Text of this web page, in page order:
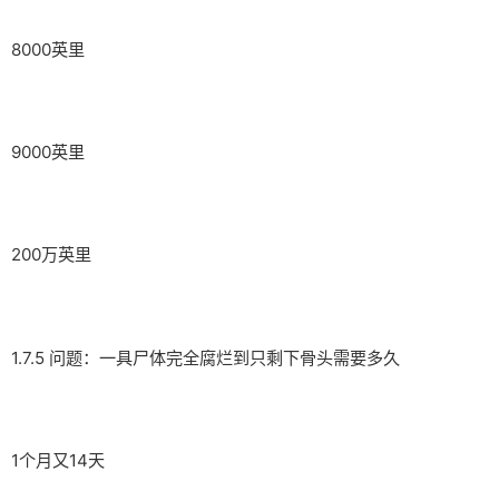
8000英里
9000英里
200万英里
1.7.5 问题：一具尸体完全腐烂到只剩下骨头需要多久
1个月又14天